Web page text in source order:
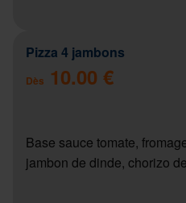
Pizza 4 jambons
Dès 10.00 €
Base sauce tomate,
jambon de dinde, chorizo